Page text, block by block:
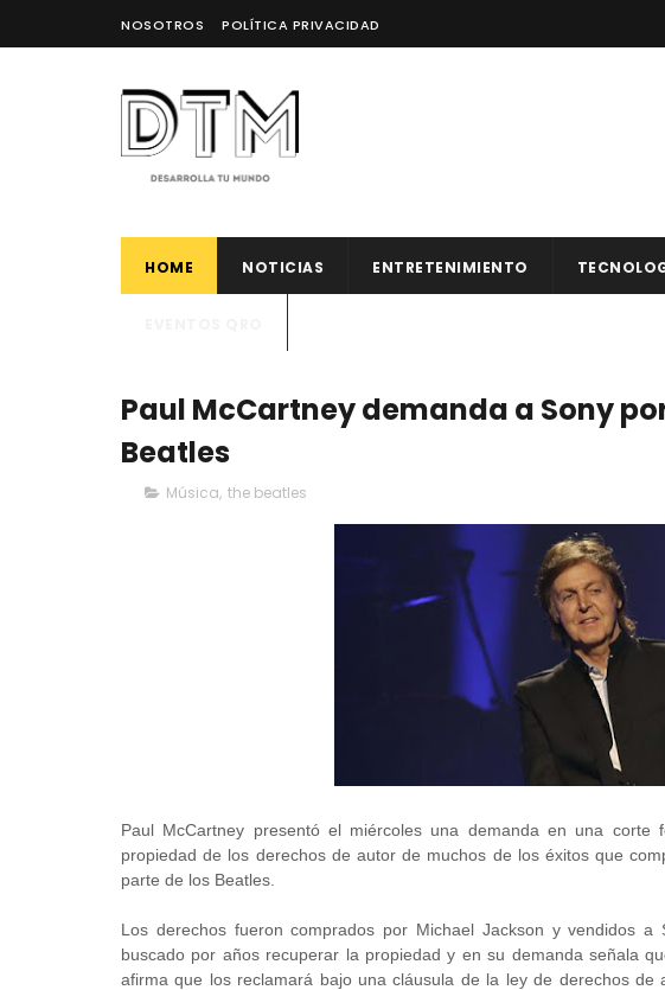
NOSOTROS POLÍTICA PRIVACIDAD
HOME NOTICIAS ENTRETENIMIENTO
Paul McCartney demanda a Sony
Beatles
Música, the beatles
Paul McCartney presentó el miércoles una demanda en una corte
propiedad de los derechos de autor de muchos de los éxitos que
parte de los Beatles.
Los derechos fueron comprados por Michael Jackson y vendidos a
buscado por años recuperar la propiedad y en su demanda señala
afirma que los reclamará bajo una cláusula de la ley de derechos